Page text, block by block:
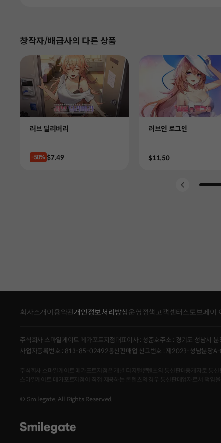
창작자/배급사의 다른 상품
Product
러브 딜리버리
-50% Price
$7.49
Product
러브인 로그인
Price
$11.50
Go to
회사소개 이용약관개인정보처리방침 운영정책고객센터 스토브페이
주식회사 스마일게이트 메가포트지점대표이사 : 성준호주소 : 경기도 성남시
사업자등록번호 : 813-85-02492통신판매업 신고번호 : 제2023-성남분당
주식회사 스마일게이트 메가포트지점은 개별 디지털콘텐츠의 통신판매중개자로 통
스마일게이트 메가포트지점이 직접 제공하는 콘텐츠의 경우 통신판매업자로서 책임을
© Smilegate. All Rights Reserved.